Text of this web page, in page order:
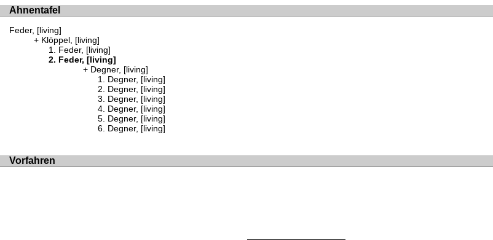
Ahnentafel
Feder, [living]
Klöppel, [living]
Feder, [living]
Feder, [living]
Degner, [living]
Degner, [living]
Degner, [living]
Degner, [living]
Degner, [living]
Degner, [living]
Degner, [living]
Vorfahren